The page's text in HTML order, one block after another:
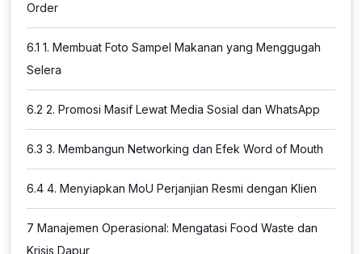
Order
6.1 1. Membuat Foto Sampel Makanan yang Menggugah
Selera
6.2 2. Promosi Masif Lewat Media Sosial dan WhatsApp
6.3 3. Membangun Networking dan Efek Word of Mouth
6.4 4. Menyiapkan MoU Perjanjian Resmi dengan Klien
7 Manajemen Operasional: Mengatasi Food Waste dan
Krisis Dapur